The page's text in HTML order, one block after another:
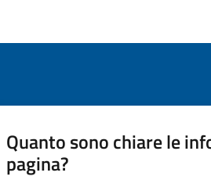
Quanto sono chiare le
pagina?